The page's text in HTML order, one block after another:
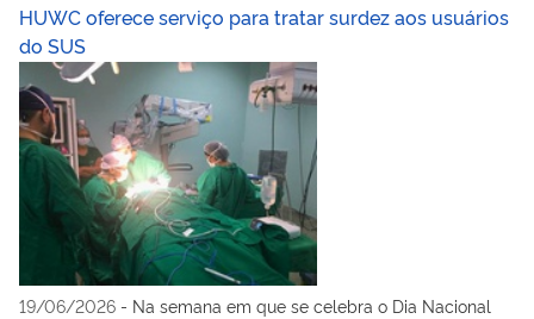
HUWC oferece serviço para tratar surdez aos usuários
do SUS
19/06/2026 - Na semana em que se celebra o Dia Nacional